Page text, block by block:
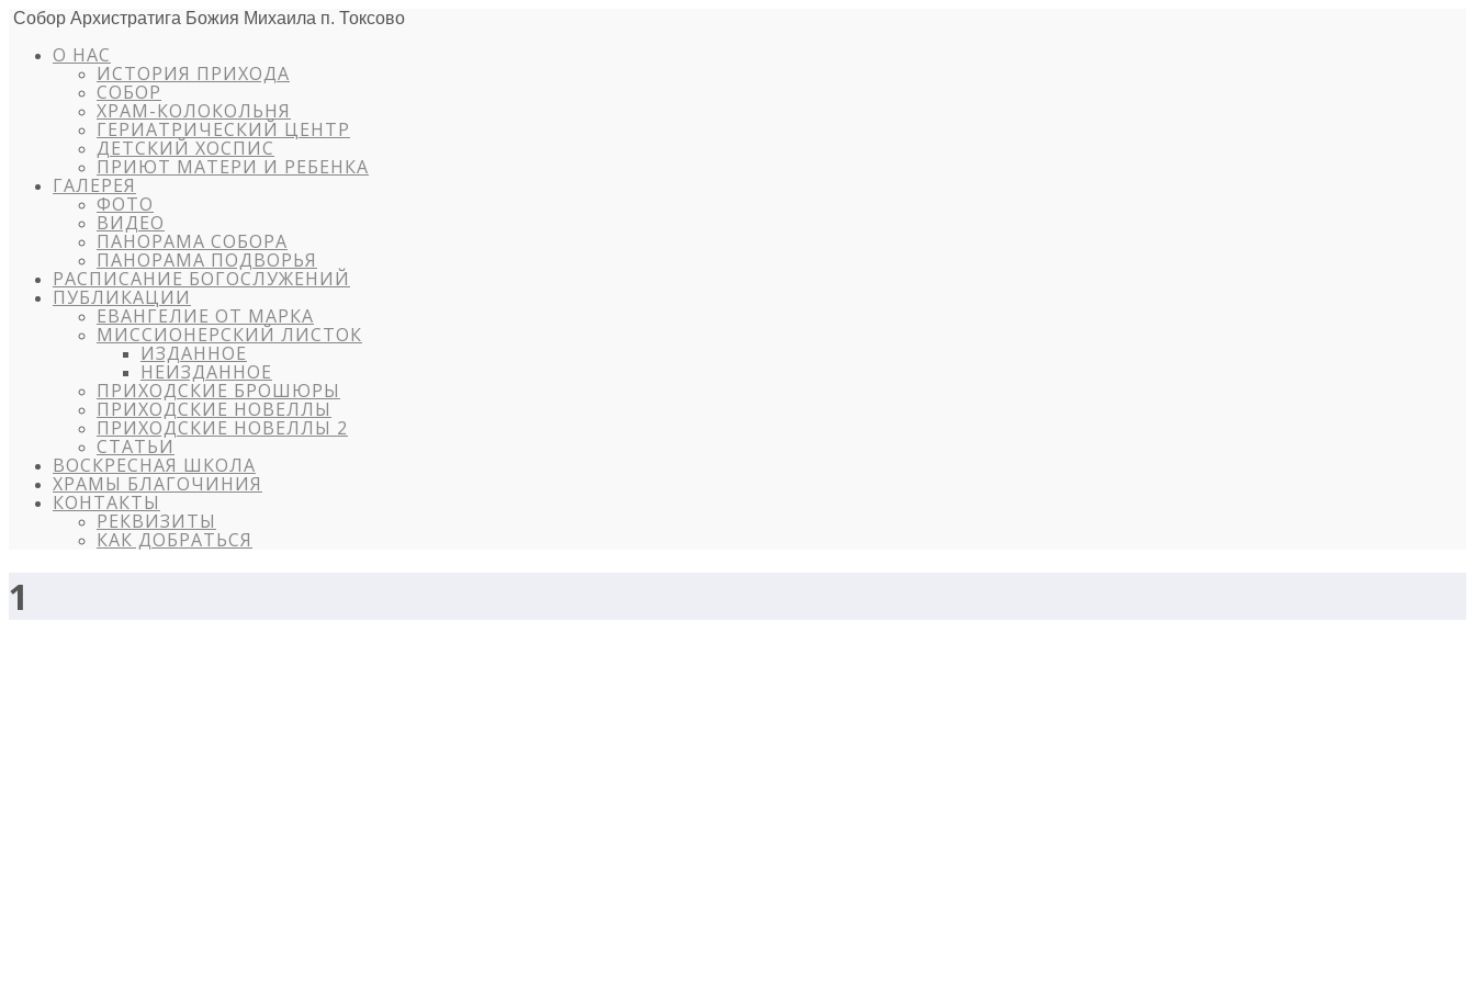
Собор Архистратига Божия Михаила п. Токсово
О НАС
ИСТОРИЯ ПРИХОДА
СОБОР
ХРАМ-КОЛОКОЛЬНЯ
ГЕРИАТРИЧЕСКИЙ ЦЕНТР
ДЕТСКИЙ ХОСПИС
ПРИЮТ МАТЕРИ И РЕБЕНКА
ГАЛЕРЕЯ
ФОТО
ВИДЕО
ПАНОРАМА СОБОРА
ПАНОРАМА ПОДВОРЬЯ
РАСПИСАНИЕ БОГОСЛУЖЕНИЙ
ПУБЛИКАЦИИ
ЕВАНГЕЛИЕ ОТ МАРКА
МИССИОНЕРСКИЙ ЛИСТОК
ИЗДАННОЕ
НЕИЗДАННОЕ
ПРИХОДСКИЕ БРОШЮРЫ
ПРИХОДСКИЕ НОВЕЛЛЫ
ПРИХОДСКИЕ НОВЕЛЛЫ 2
СТАТЬИ
ВОСКРЕСНАЯ ШКОЛА
ХРАМЫ БЛАГОЧИНИЯ
КОНТАКТЫ
РЕКВИЗИТЫ
КАК ДОБРАТЬСЯ
1